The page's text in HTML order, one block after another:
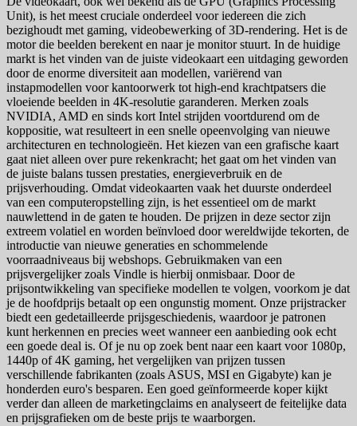
Unit), is het meest cruciale onderdeel voor iedereen die zich
bezighoudt met gaming, videobewerking of 3D-rendering. Het is de
motor die beelden berekent en naar je monitor stuurt. In de huidige
markt is het vinden van de juiste videokaart een uitdaging geworden
door de enorme diversiteit aan modellen, variërend van
instapmodellen voor kantoorwerk tot high-end krachtpatsers die
vloeiende beelden in 4K-resolutie garanderen. Merken zoals
NVIDIA, AMD en sinds kort Intel strijden voortdurend om de
koppositie, wat resulteert in een snelle opeenvolging van nieuwe
architecturen en technologieën. Het kiezen van een grafische kaart
gaat niet alleen over pure rekenkracht; het gaat om het vinden van
de juiste balans tussen prestaties, energieverbruik en de
prijsverhouding. Omdat videokaarten vaak het duurste onderdeel
van een computeropstelling zijn, is het essentieel om de markt
nauwlettend in de gaten te houden. De prijzen in deze sector zijn
extreem volatiel en worden beïnvloed door wereldwijde tekorten, de
introductie van nieuwe generaties en schommelende
voorraadniveaus bij webshops. Gebruikmaken van een
prijsvergelijker zoals Vindle is hierbij onmisbaar. Door de
prijsontwikkeling van specifieke modellen te volgen, voorkom je dat
je de hoofdprijs betaalt op een ongunstig moment. Onze prijstracker
biedt een gedetailleerde prijsgeschiedenis, waardoor je patronen
kunt herkennen en precies weet wanneer een aanbieding ook echt
een goede deal is. Of je nu op zoek bent naar een kaart voor 1080p,
1440p of 4K gaming, het vergelijken van prijzen tussen
verschillende fabrikanten (zoals ASUS, MSI en Gigabyte) kan je
honderden euro's besparen. Een goed geïnformeerde koper kijkt
verder dan alleen de marketingclaims en analyseert de feitelijke data
en prijsgrafieken om de beste prijs te waarborgen.